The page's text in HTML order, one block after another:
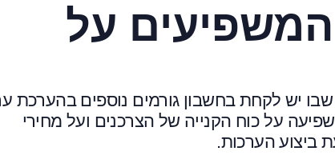
המשפיעים על
יש לקחת בחשבון גורמים נוספים בהערכת
על כוח הקנייה של הצרכנים ועל מחירי
ביצוע הערכות.